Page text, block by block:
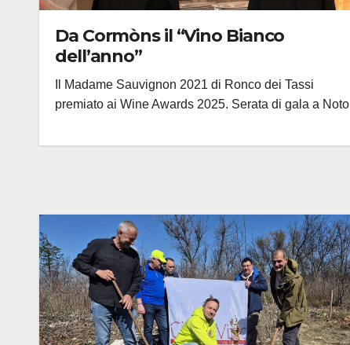
Da Cormòns il “Vino Bianco
dell’anno”
Il Madame Sauvignon 2021 di Ronco dei Tassi
premiato ai Wine Awards 2025. Serata di gala a Noto